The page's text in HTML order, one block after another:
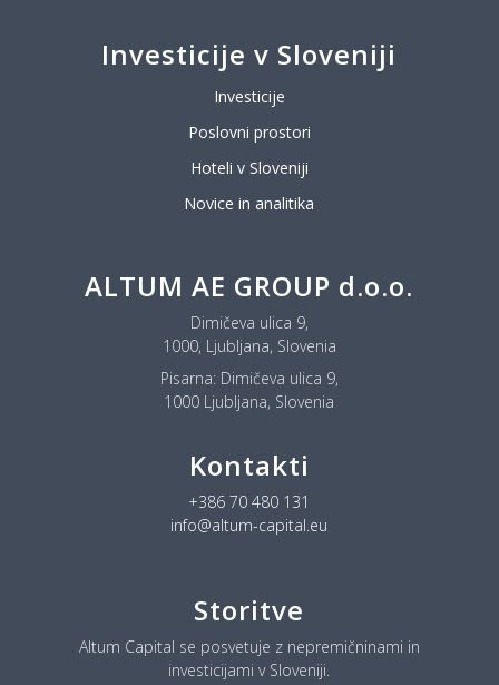
Investicije v Sloveniji
Investicije
Poslovni prostori
Hoteli v Sloveniji
Novice in analitika
ALTUM AE GROUP d.o.o.
Dimičeva ulica 9,
1000, Ljubljana, Slovenia
Pisarna: Dimičeva ulica 9,
1000 Ljubljana, Slovenia
Kontakti
+386 70 480 131
info@altum-capital.eu
Storitve
Altum Capital se posvetuje z nepremičninami in
investicijami v Sloveniji.